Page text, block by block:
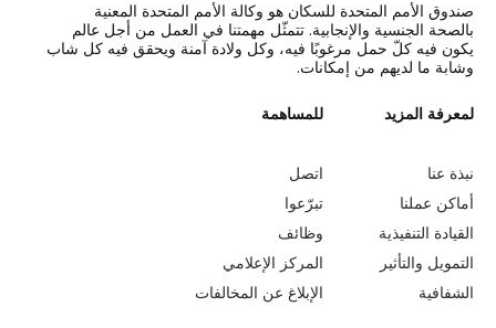
صندوق الأمم المتحدة للسكان هو وكالة الأمم المتحدة المعنية
بالصحة الجنسية والإنجابية. تتمثّل مهمتنا في العمل من أجل عالم
يكون فيه كلّ حمل مرغوبًا فيه، وكل ولادة آمنة ويحقق فيه كل شاب
وشابة ما لديهم من إمكانات.
L
e
a
r
n
لمعرفة المزيد
نبذة عنا
أماكن عملنا
القيادة التنفيذية
التمويل والتأثير
الشفافية
G
o
b
e
y
للمساهمة
اتصل
تبرّعوا
وظائف
المركز الإعلامي
الإبلاغ عن المخالفات